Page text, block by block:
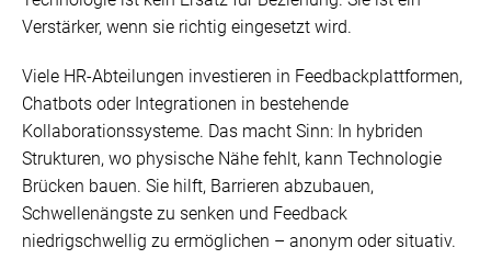
Verstärker, wenn sie richtig eingesetzt wird.
Viele HR-Abteilungen investieren in Feedbackplattformen,
Chatbots oder Integrationen in bestehende
Kollaborationssysteme. Das macht Sinn: In hybriden
Strukturen, wo physische Nähe fehlt, kann Technologie
Brücken bauen. Sie hilft, Barrieren abzubauen,
Schwellenängste zu senken und Feedback
niedrigschwellig zu ermöglichen – anonym oder situativ.